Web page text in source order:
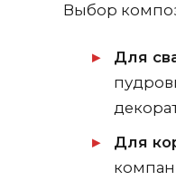
Выбор
Для
Для